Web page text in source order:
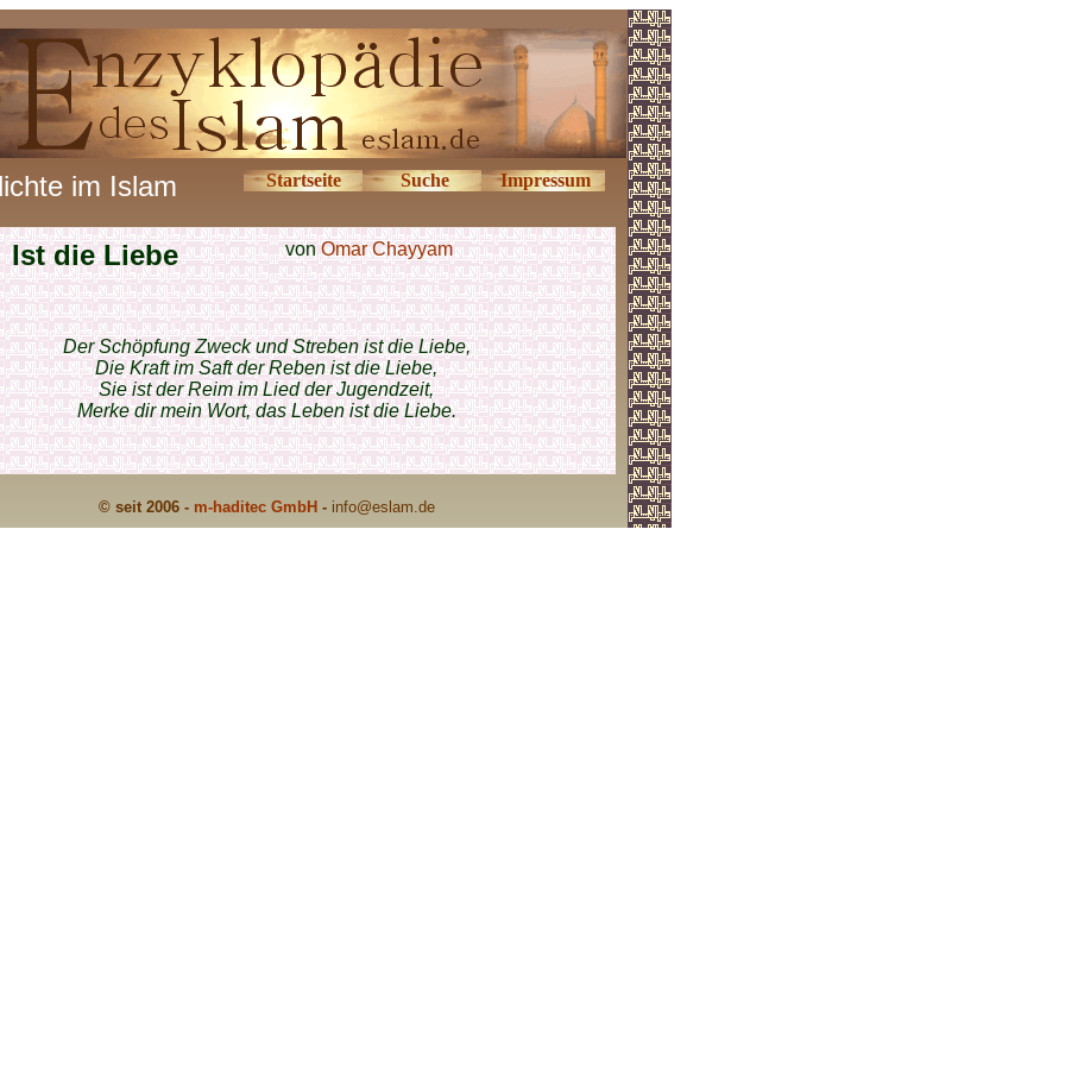
im Islam Startseite Suche Impressum
Ist die Liebe vonOmar Chayyam
Der Schöpfung Zweck und Streben ist die Liebe,
Die Kraft im Saft der Reben ist die Liebe,
Sie ist der Reim im Lied der Jugendzeit,
Merke dir mein Wort, das Leben ist die Liebe.
© seit 2006 - m-haditec GmbH - info@eslam.de